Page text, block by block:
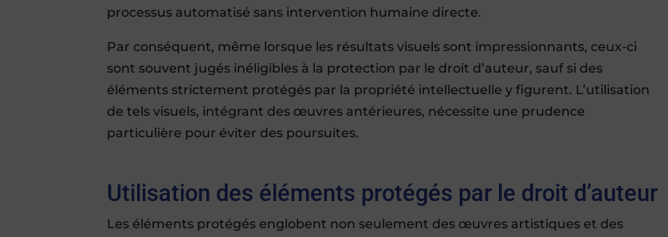
processus automatisé sans intervention humaine directe.
Par conséquent, même lorsque les résultats visuels sont impressionnants, ceux-ci
sont souvent jugés inéligibles à la protection par le droit d’auteur, sauf si des
éléments strictement protégés par la propriété intellectuelle y figurent. L’utilisation
de tels visuels, intégrant des œuvres antérieures, nécessite une prudence
particulière pour éviter des poursuites.
Utilisation des éléments protégés par le droit d’auteur
Les éléments protégés englobent non seulement des œuvres artistiques et des